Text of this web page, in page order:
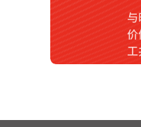
与
价
工